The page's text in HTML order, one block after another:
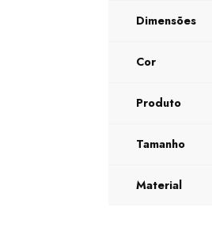
Dimensões
Cor
Produto
Tamanho
Material